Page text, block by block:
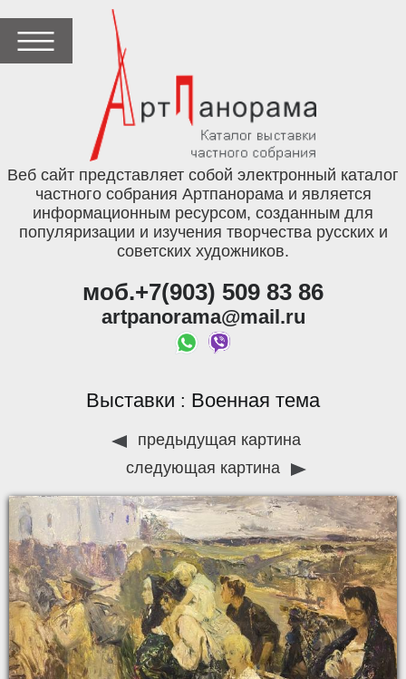
Веб сайт представляет собой электронный каталог
частного собрания Артпанорама и является
информационным ресурсом, созданным для
популяризации и изучения творчества русских и
советских художников.
моб.+7(903) 509 83 86
artpanorama@mail.ru
Выставки : Военная тема
предыдущая картина
следующая картина